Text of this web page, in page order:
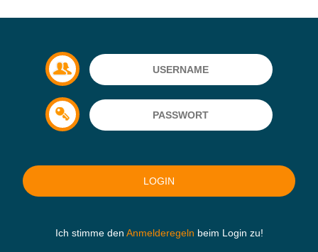
Ich stimme den Anmelderegeln beim Login zu!